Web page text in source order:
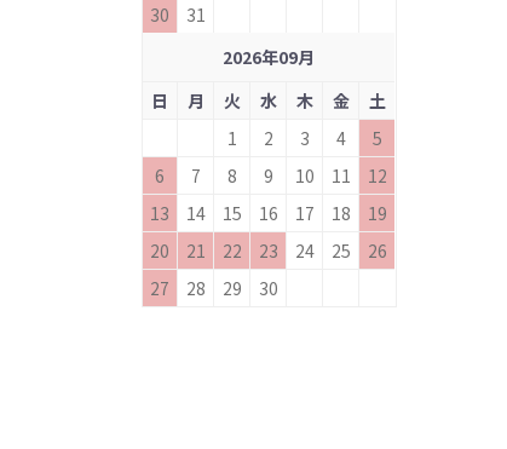
30
31
2026年09月
日
月 火 水 木 金
土
1
2 3 4
5
6
7 8 9 10 11
12
13
14 15 16 17 18
19
20
21 22 23 24 25
26
27
28 29 30